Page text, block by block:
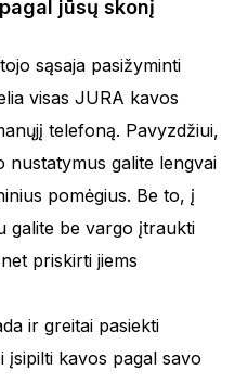
jūsų skonį
sąsaja pasižyminti
visas JURA kavos
telefoną. Pavyzdžiui,
nustatymus galite lengvai
pomėgius. Be to, į
galite be vargo įtraukti
priskirti jiems
ir greitai pasiekti
įsipilti kavos pagal savo